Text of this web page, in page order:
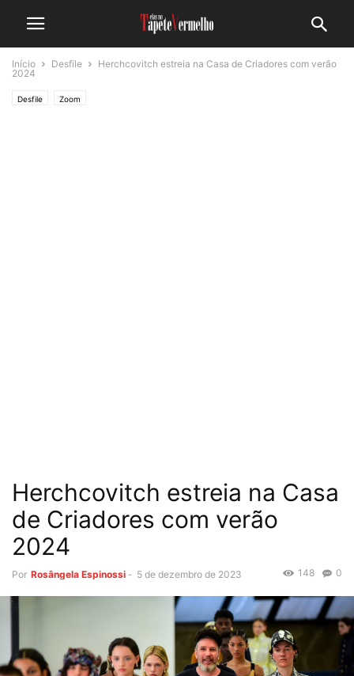
Início Desfile
Herchcovitch estreia na Casa de Criadores com verão
2024
Desfile Zoom
Herchcovitch estreia na Casa
de Criadores com verão
2024
Por Rosângela Espinossi - 5 de dezembro de 2023 0
148